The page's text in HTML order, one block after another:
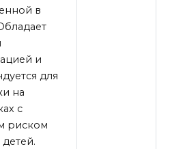
в
и
для
на
с
риском